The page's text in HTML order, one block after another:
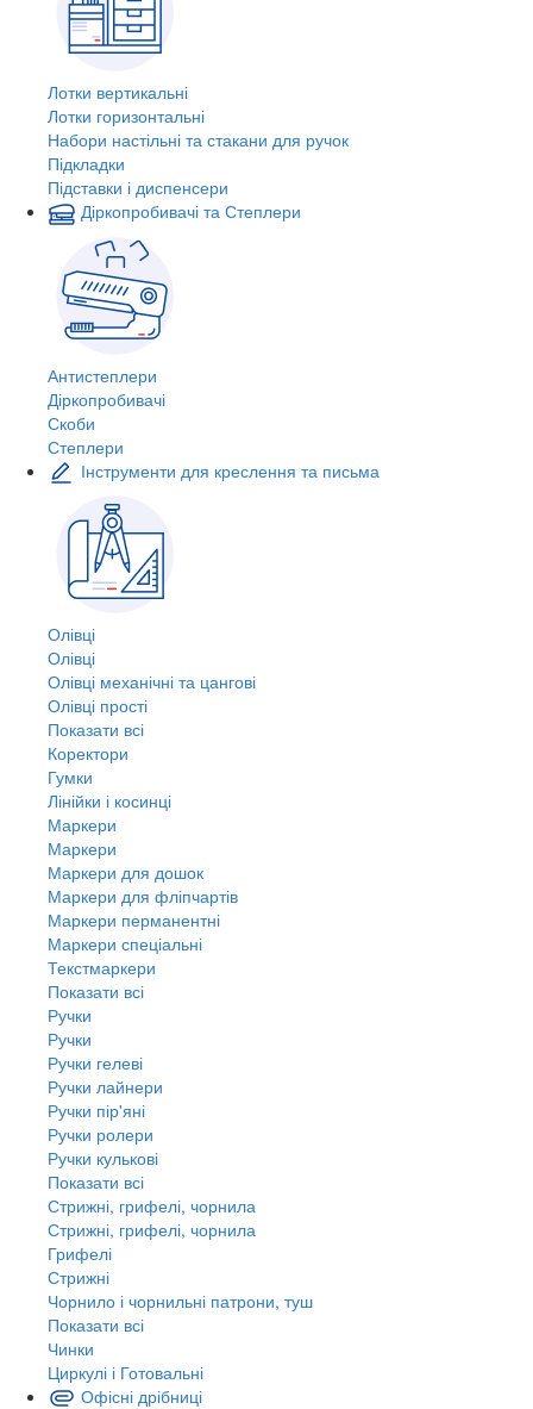
Лотки вертикальні
Лотки горизонтальні
Набори настільні та стакани для ручок
Підкладки
Підставки і диспенсери
Діркопробивачі та Степлери
Антистеплери
Діркопробивачі
Скоби
Степлери
Інструменти для креслення та письма
Олівці
Олівці
Олівці механічні та цангові
Олівці прості
Показати всі
Коректори
Гумки
Лінійки і косинці
Маркери
Маркери
Маркери для дошок
Маркери для фліпчартів
Маркери перманентні
Маркери спеціальні
Текстмаркери
Показати всі
Ручки
Ручки
Ручки гелеві
Ручки лайнери
Ручки пір'яні
Ручки ролери
Ручки кулькові
Показати всі
Стрижні, грифелі, чорнила
Стрижні, грифелі, чорнила
Грифелі
Стрижні
Чорнило і чорнильні патрони, туш
Показати всі
Чинки
Циркулі і Готовальні
Офісні дрібниці